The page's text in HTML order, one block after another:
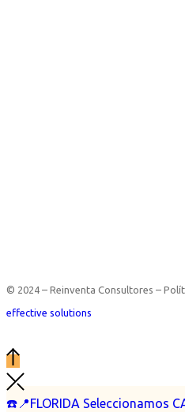
☎️📍FLORIDA Seleccionamos
© 2024 – Reinventa Consultores –
effective solutions